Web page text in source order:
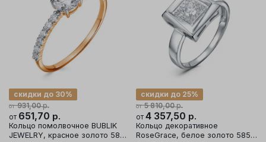
от 931,00р.
скидки до 30%
от 651,70 р.
Кольцо помолвочное BUBLIK
JEWELRY, красное золото 585
от 5 810,00р.
скидки до 25%
от 4 357,50 р.
Кольцо декоративное
RoseGrace, белое золото 585